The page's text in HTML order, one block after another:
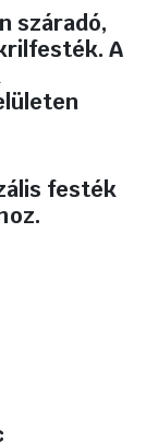
száradó,
A
festék